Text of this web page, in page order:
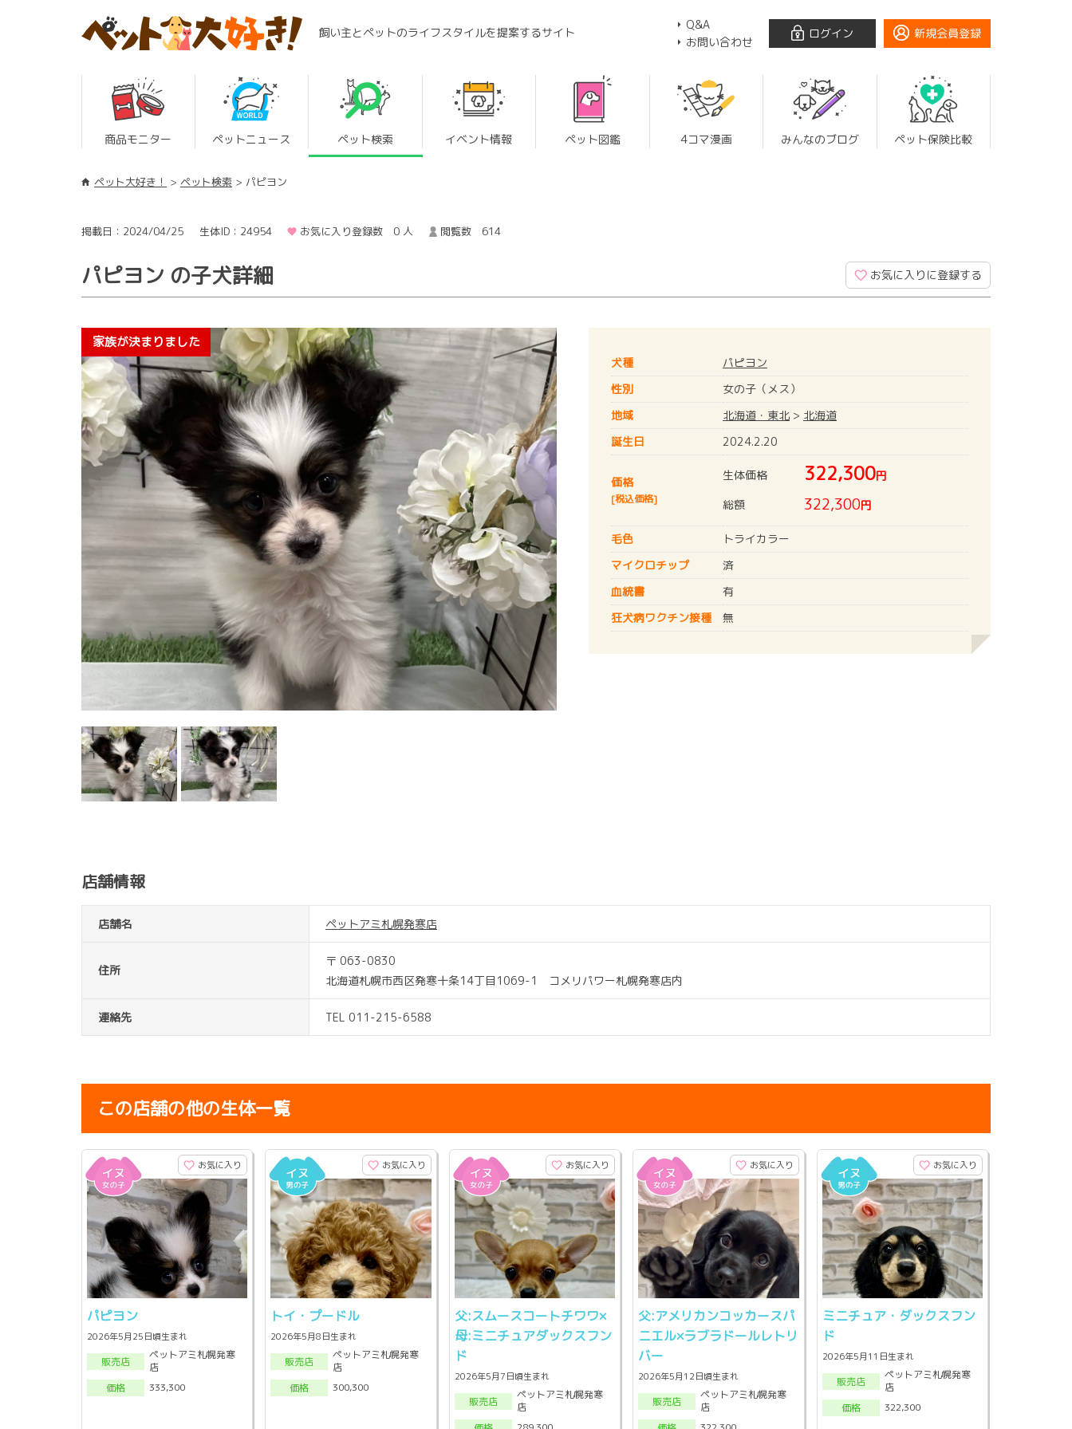
飼い主とペットのライフスタイルを提案するサイト
Q&A
お問い合わせ
ログイン 新規会員登録
商品モニター ペットニュース ペット検索 イベント情報 ペット図鑑 4コマ漫画 みんなのブログ ペット保険比較
ペット大好き！ ペット検索 パピヨン
掲載日：2024/04/25 生体ID：24954 お気に入り登録数 0 人 閲覧数 614
パピヨン の子犬詳細 お気に入りに登録する
犬種
パピヨン
性別
女の子（メス）
地域
北海道・東北 > 北海道
誕生日
2024.2.20
価格
[税込価格]
生体価格 322,300円
総額
322,300円
毛色
トライカラー
マイクロチップ
済
血統書
有
狂犬病ワクチン接種 無
店舗情報
店舗名 ペットアミ札幌発寒店
住所
〒 063-0830
北海道札幌市西区発寒十条14丁目1069-1 コメリパワー札幌発寒店内
連絡先 TEL 011-215-6588
この店舗の他の生体一覧
お気に入り
パピヨン
2026年5月25日頃生まれ
販売店
ペットアミ札幌発寒
店
価格
333,300
お気に入り
トイ・プードル
2026年5月8日生まれ
販売店
ペットアミ札幌発寒
店
価格
300,300
お気に入り
父:スムースコートチワワ×
母:ミニチュアダックスフン
ド
2026年5月7日頃生まれ
販売店
ペットアミ札幌発寒
店
お気に入り
父:アメリカンコッカースパ
ニエル×ラブラドールレトリ
バー
2026年5月12日頃生まれ
販売店
ペットアミ札幌発寒
店
お気に入り
ミニチュア・ダックスフン
ド
2026年5月11日生まれ
販売店
ペットアミ札幌発寒
店
価格
322,300